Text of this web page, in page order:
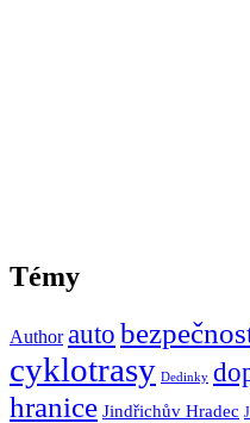
Témy
Author auto
cyklotrasy Dedinky
hranice Jindřichův Hradec